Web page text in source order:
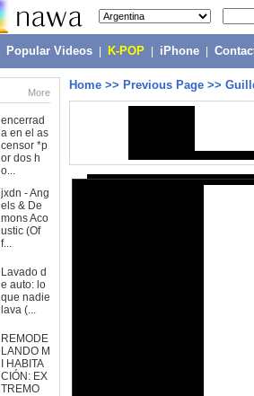
Popular Videos K-POP iPhone
More
encerrad
a en el as
censor *p
or dos h
o...
jxdn - Ang
els & De
mons Aco
ustic (Of
f...
Lavado d
e auto: lo
que nadie
lava (...
REMODE
LANDO M
I HABITA
CIÓN: EX
TREMO
Home >> Previous Page >>